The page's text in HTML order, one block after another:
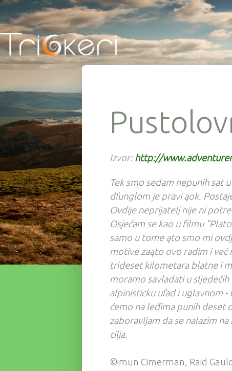
Izvor: http://
Tek smo sedam nepunih sat
dľunglom je pravi ąok.
Ovdije neprijatelj nije ni
Osjećam se kao u filmu
samo u tome ąto smo mi
motive zaąto ovo radim i već
trideset kilometara blatne i
moramo savladati u
alpinisticku uľad i uglavnom
ćemo na leđima punih deset
zaboravljam da se nalazim
cilja.
©imun Cimerman, Raid